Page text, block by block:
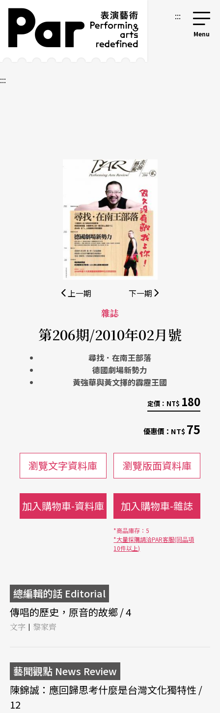
跳到主要內容區塊
網站導覽 :::
:::
上一期 下一期
雜誌
第206期/2010年02月號
尋找．在南王部落
德國劇場新勢力
黃強華與黃文擇的霹靂王國
定價： NT$ 180
優惠價： NT$75
瀏覽文字資料庫 瀏覽版面資料庫
加入購物車-資料庫 加入購物車-雜誌
*商品庫存：5
*大量採購請洽PAR客服(同品項
10件以上)
總編輯的話 Editorial
傳唱的歷史，原音的故鄉 / 4
文字 | 黎家齊
藝聞觀點 News Review
陳錦誠：應回歸思考什麼是台灣文化獨特性 /
12